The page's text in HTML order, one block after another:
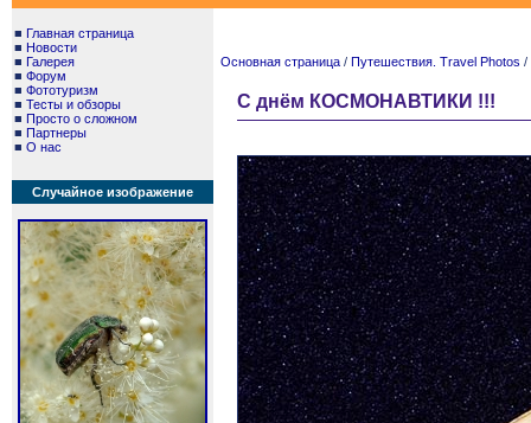
■ Главная страница
■ Новости
■ Галерея
■ Форум
■ Фототуризм
■ Тесты и обзоры
■ Просто о сложном
■ Партнеры
■ О нас
Случайное изображение
Основная страница / Путешествия. Travel Photos /
С днём КОСМОНАВТИКИ !!!